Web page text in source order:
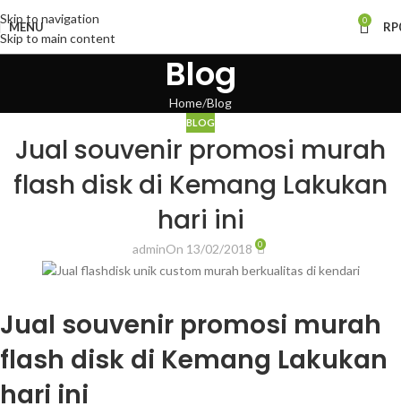
Skip to navigation
Skip to main content
MENU 0 RP
Blog
Home Blog
BLOG
Jual souvenir promosi murah
flash disk di Kemang Lakukan
hari ini
adminOn 13/02/2018 0
Jual souvenir promosi murah
flash disk di Kemang Lakukan
hari ini